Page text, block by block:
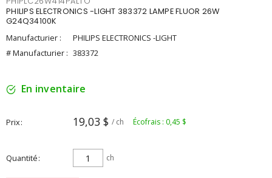
PHILIPS ELECTRONICS -LIGHT 383372 LAMPE FLUOR 26W
G24Q34100K
Manufacturier :
PHILIPS ELECTRONICS -LIGHT
# Manufacturier : 383372
En inventaire
Prix 19,03 $ / ch Écofrais : 0,45 $
Quantité ch